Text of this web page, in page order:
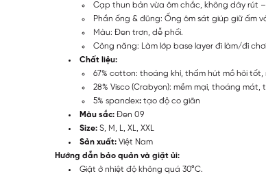
Cạp thun bản vừa ôm chắc, không dây rút –
Phần ống & đũng: Ống ôm sát giúp giữ ấm
Màu: Đen trơn, dễ phối.
Công năng: Làm lớp base layer đi làm/đi
Chất liệu:
67% cotton: thoáng khí, thấm hút mồ hôi
28% Visco (Crabyon): mềm mại, thoáng
5% spandex: tạo độ co giãn
Màu sắc: Đen 09
Size: S, M, L, XL, XXL
Sản xuất: Việt Nam
Hướng dẫn bảo quản và giặt ủi:
Giặt ở nhiệt độ không quá 30°C.